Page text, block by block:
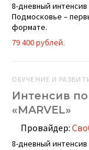
8-дневный интенсив
Подмосковье –
формате.
79 400 рублей.
ОБУЧЕНИЕ И
Интенсив
«MARVEL»
Провайдер:
8-дневный интенсив